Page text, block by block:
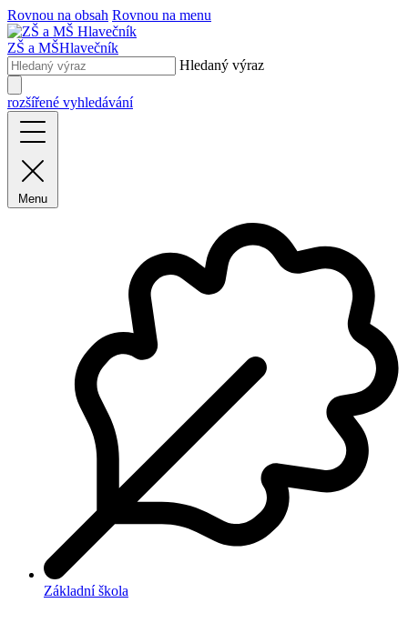
Rovnou na obsah Rovnou na menu
ZŠ a MŠHlavečník
Hledaný výraz
rozšířené vyhledávání
Menu
Základní škola